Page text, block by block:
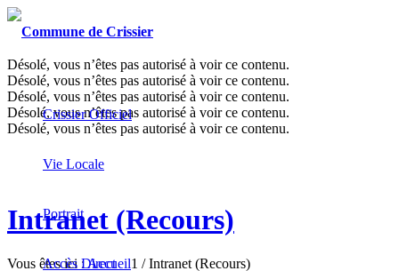
Crissier Officiel
Vie Locale
Portrait
Accès Direct
Désolé, vous n’êtes pas autorisé à voir ce contenu.
Désolé, vous n’êtes pas autorisé à voir ce contenu.
Désolé, vous n’êtes pas autorisé à voir ce contenu.
Désolé, vous n’êtes pas autorisé à voir ce contenu.
Désolé, vous n’êtes pas autorisé à voir ce contenu.
Intranet (Recours)
Vous êtes ici :Accueil1 / Intranet (Recours)